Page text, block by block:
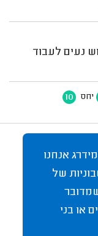
נעים לעבוד
יחס 10
אנחנו
של
או בני